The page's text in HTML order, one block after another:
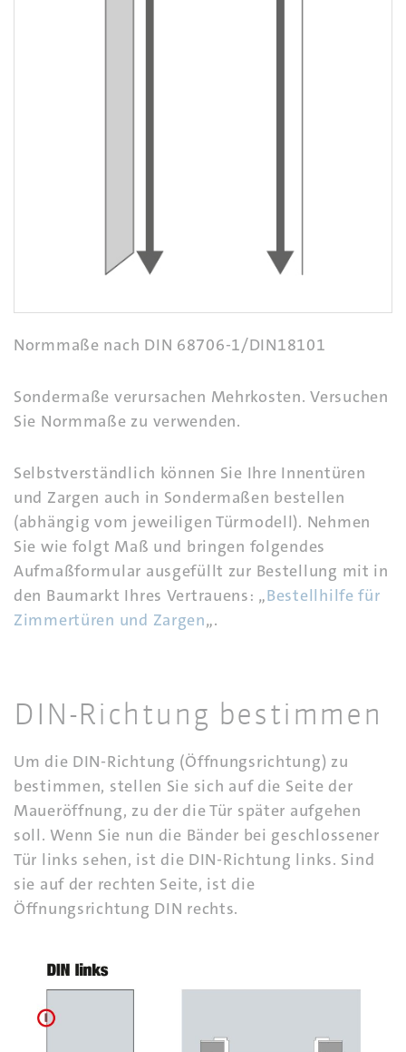
Normmaße nach DIN 68706-1/DIN18101
Sondermaße verursachen Mehrkosten. Versuchen
Sie Normmaße zu verwenden.
Selbstverständlich können Sie Ihre Innentüren
und Zargen auch in Sondermaßen bestellen
(abhängig vom jeweiligen Türmodell). Nehmen
Sie wie folgt Maß und bringen folgendes
Aufmaßformular ausgefüllt zur Bestellung mit in
den Baumarkt Ihres Vertrauens: „Bestellhilfe für
Zimmertüren und Zargen„.
DIN-Richtung bestimmen
Um die DIN-Richtung (Öffnungsrichtung) zu
bestimmen, stellen Sie sich auf die Seite der
Maueröffnung, zu der die Tür später aufgehen
soll. Wenn Sie nun die Bänder bei geschlossener
Tür links sehen, ist die DIN-Richtung links. Sind
sie auf der rechten Seite, ist die
Öffnungsrichtung DIN rechts.